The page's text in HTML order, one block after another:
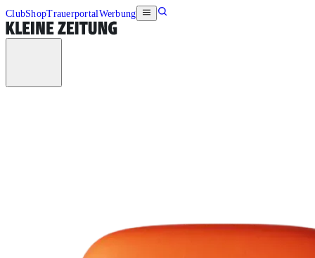
ClubShopTrauerportalWerbung